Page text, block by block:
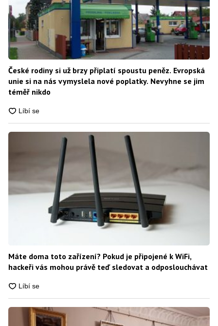
České rodiny si už brzy připlatí spoustu peněz. Evropská
unie si na nás vymyslela nové poplatky. Nevyhne se jim
téměř nikdo
Máte doma toto zařízení? Pokud je připojené k WiFi,
hackeři vás mohou právě teď sledovat a odposlouchávat